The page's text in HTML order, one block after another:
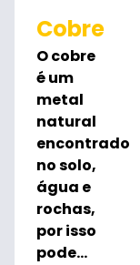
Cobre
O cobre
é um
metal
natural
encontrado
no solo,
água e
rochas,
por isso
pode...